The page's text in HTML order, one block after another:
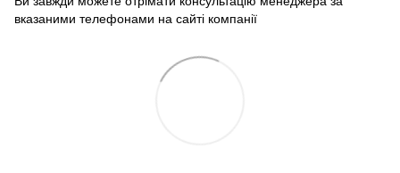
вказаними телефонами на сайті компанії